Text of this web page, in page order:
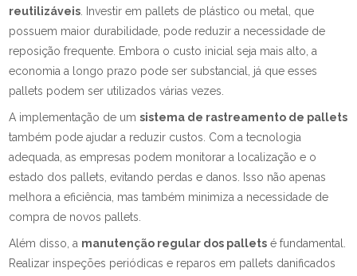
reutilizáveis . Investir em pallets de plástico ou metal, que
possuem maior durabilidade, pode reduzir a necessidade de
reposição frequente. Embora o custo inicial seja mais alto, a
economia a longo prazo pode ser substancial, já que esses
pallets podem ser utilizados várias vezes.
A implementação de umsistema de rastreamento de pallets
também pode ajudar a reduzir custos. Com a tecnologia
adequada, as empresas podem monitorar a localização e o
estado dos pallets, evitando perdas e danos. Isso não apenas
melhora a eficiência, mas também minimiza a necessidade de
compra de novos pallets.
Além disso, a manutenção regular dos pallets é fundamental.
Realizar inspeções periódicas e reparos em pallets danificados